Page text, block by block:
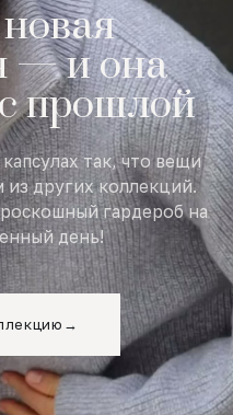
— и она
прошлой
так, что вещи
из других коллекций.
гардероб на
день!
→